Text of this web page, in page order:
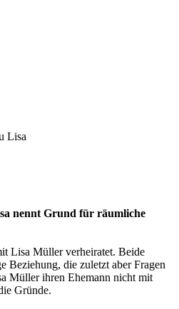
nennt Grund für räumliche
Lisa Müller verheiratet. Beide
Beziehung, die zuletzt aber Fragen
Müller ihren Ehemann nicht mit
Gründe.